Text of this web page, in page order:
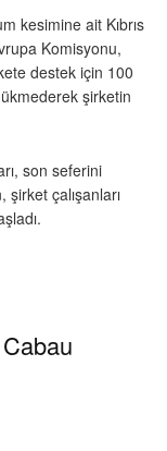
kesimine ait Kıbrıs
Komisyonu,
destek için 100
şirketin
son seferini
şirket çalışanları